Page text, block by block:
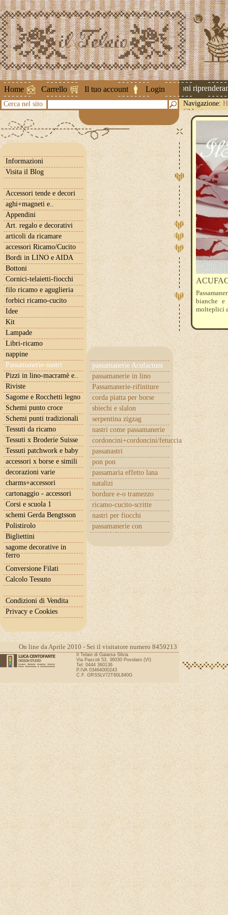
Home Carrello Il tuo account Login
Attenzione ! Le spedizioni
Cerca nel sito Navigazione:
CM. circa
Informazioni
Visita il Blog
Accessori tende e decori
aghi+magneti e..
Appendini
Art. regalo e decorativi
articoli da ricamare
accessori Ricamo/Cucito
Bordi in LINO e AIDA
Bottoni
Cornici-telaietti-fiocchi
filo ricamo e aguglieria
forbici ricamo-cucito
Idee
Kit
Lampade
Libri-ricamo
nappine
Passamanerie-nastri
passamanerie Acufactum
passamanerie in lino
Passamanerie-rifiniture
corda piatta per borse
sbiechi e slalon
serpentina zigzag
nastri come passamanerie
cordoncini+cordoncini/fetuccia
passanastri
pon pon
passamaria effetto lana
natalizi
bordure e-o tramezzo
ricamo-cucito-scritte
nastri per fiocchi
passamanerie con
cuoricini
Pizzi in lino-macramè e..
Riviste
Sagome e Rocchetti legno
Schemi punto croce
Schemi punti tradizionali
Tessuti da ricamo
Tessuti x Broderie Suisse
Tessuti patchwork e baby
accessori x borse e simili
decorazioni varie
charms+accessori
cartonaggio - accessori
Corsi e scuola 1
schemi Gerda Bengtsson
Polistirolo
Bigliettini
sagome decorative in
ferro
Conversione Filati
Calcolo Tessuto
Condizioni di Vendita
Privacy e Cookies
bianche e
molteplici
On line da Aprile 2010 - Sei il visitatore numero 8459213
Il Telaio di Gaiarsa Silvia
Via Pascoli 53, 36030 Povolaro (VI)
Tel: 0444 360136
P.IVA 03464000243
C.F. GRSSLV72T60L840G